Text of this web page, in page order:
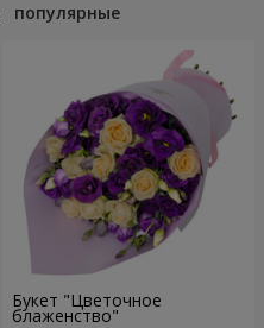
популярные
Букет "Цветочное
блаженство"